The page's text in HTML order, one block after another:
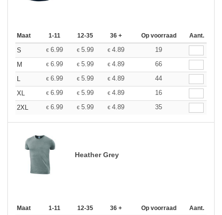
Maat 1-11 12-35 36 + Op voorraad Aant.
S € 6.99 € 5.99 € 4.89
19
M
€ 6.99 € 5.99 € 4.89
66
L
€ 6.99 € 5.99 € 4.89
44
XL
€ 6.99 € 5.99 € 4.89
16
2XL
€ 6.99 € 5.99 € 4.89 35
Heather Grey
Maat 1-11 12-35 36 + Op voorraad Aant.